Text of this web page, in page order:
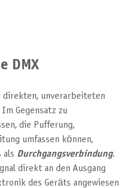
DMX
unverarbeiteten
Gegensatz zu
die Pufferung,
umfassen können,
als Durchgangsverbindung.
direkt an den Ausgang
des Geräts angewiesen